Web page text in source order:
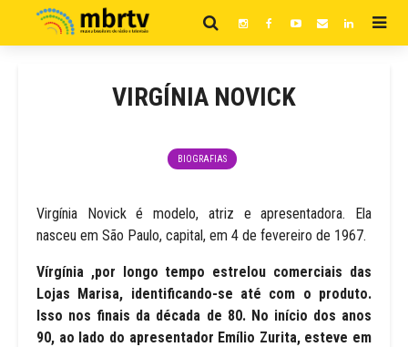
VIRGÍNIA NOVICK
BIOGRAFIAS
Virgínia Novick é modelo, atriz e apresentadora. Ela
nasceu em São Paulo, capital, em 4 de fevereiro de 1967.
Vírgínia ,por longo tempo estrelou comerciais das
Lojas Marisa, identificando-se até com o produto.
Isso nos finais da década de 80. No início dos anos
90, ao lado do apresentador Emílio Zurita, esteve em